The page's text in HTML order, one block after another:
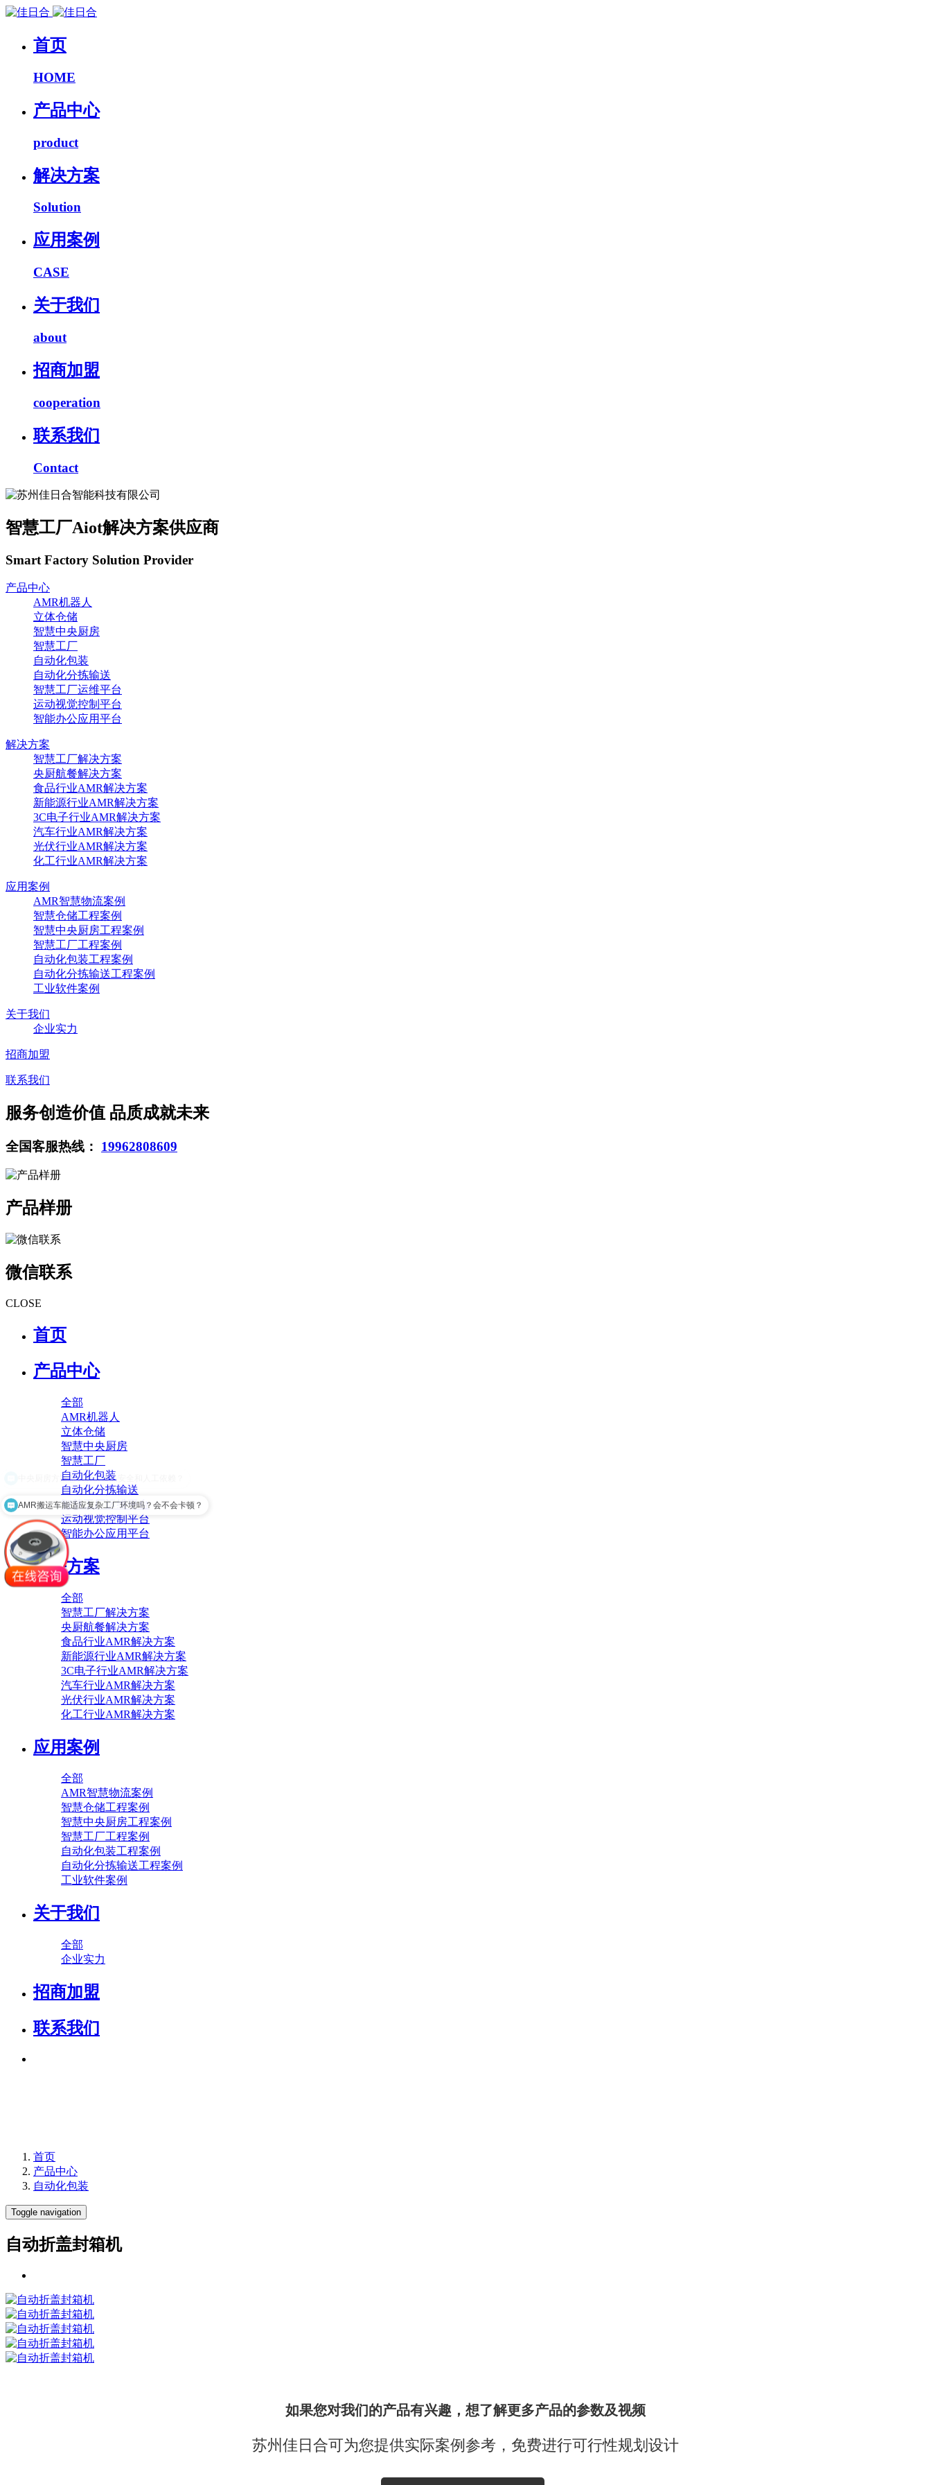
首页
HOME
产品中心
product
解决方案
Solution
应用案例
CASE
关于我们
about
招商加盟
cooperation
联系我们
Contact
智慧工厂Aiot解决方案供应商
Smart Factory Solution Provider
产品中心
AMR机器人
立体仓储
智慧中央厨房
智慧工厂
自动化包装
自动化分拣输送
智慧工厂运维平台
运动视觉控制平台
智能办公应用平台
解决方案
智慧工厂解决方案
央厨航餐解决方案
食品行业AMR解决方案
新能源行业AMR解决方案
3C电子行业AMR解决方案
汽车行业AMR解决方案
光伏行业AMR解决方案
化工行业AMR解决方案
应用案例
AMR智慧物流案例
智慧仓储工程案例
智慧中央厨房工程案例
智慧工厂工程案例
自动化包装工程案例
自动化分拣输送工程案例
工业软件案例
关于我们
企业实力
招商加盟
联系我们
服务创造价值 品质成就未来
全国客服热线： 19962808609
产品样册
微信联系
CLOSE
首页
产品中心
全部
AMR机器人
立体仓储
智慧中央厨房
智慧工厂
自动化包装
自动化分拣输送
智慧工厂运维平台
运动视觉控制平台
智能办公应用平台
解决方案
全部
智慧工厂解决方案
央厨航餐解决方案
食品行业AMR解决方案
新能源行业AMR解决方案
3C电子行业AMR解决方案
汽车行业AMR解决方案
光伏行业AMR解决方案
化工行业AMR解决方案
应用案例
全部
AMR智慧物流案例
智慧仓储工程案例
智慧中央厨房工程案例
智慧工厂工程案例
自动化包装工程案例
自动化分拣输送工程案例
工业软件案例
关于我们
全部
企业实力
招商加盟
联系我们
首页
产品中心
自动化包装
Toggle navigation
自动折盖封箱机
如果您对我们的产品有兴趣，想了解更多产品的参数及视频
苏州佳日合可为您提供实际案例参考，免费进行可行性规划设计
AMR搬运车能适应复杂工厂环境吗？会不会卡顿？